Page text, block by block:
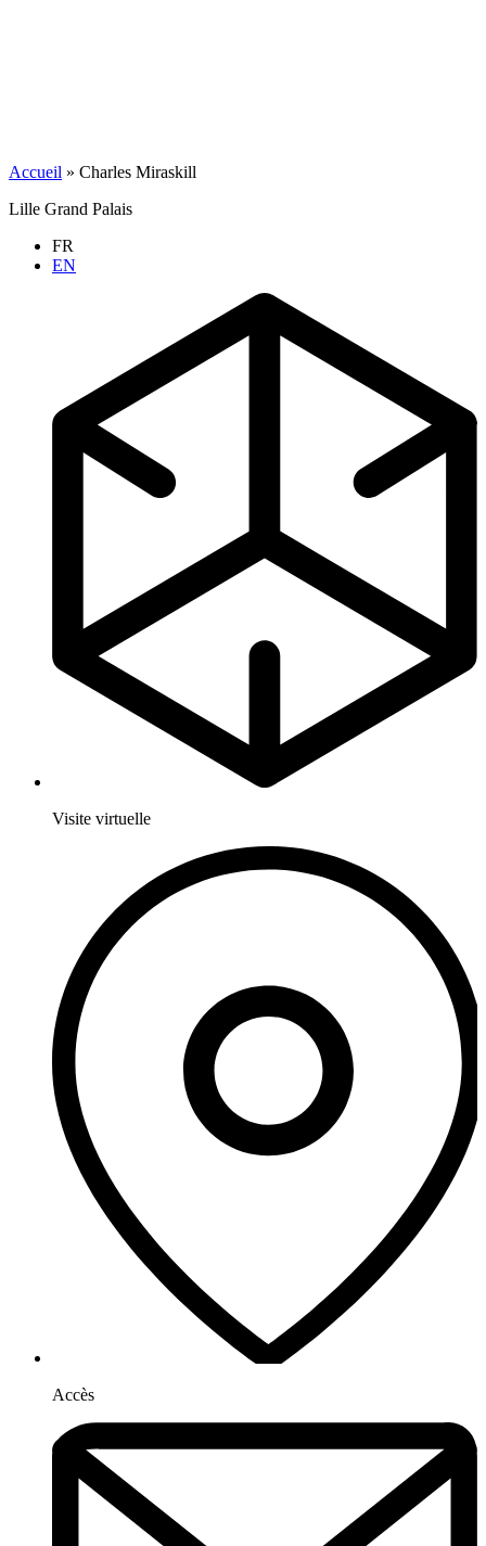
Accueil » Charles Miraskill
Lille Grand Palais
FR
EN
Visite virtuelle
Accès